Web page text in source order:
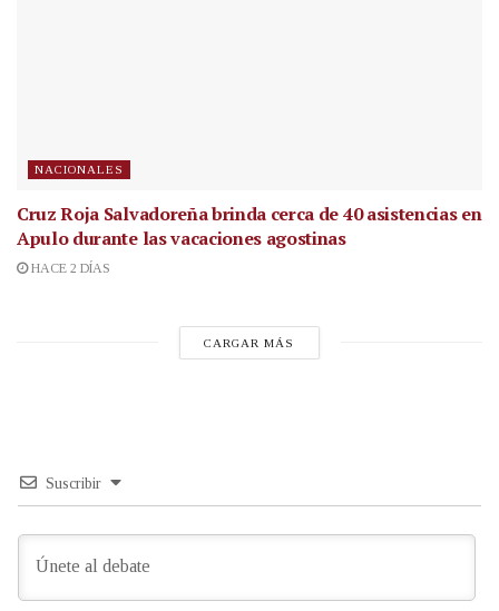
NACIONALES
Cruz Roja Salvadoreña brinda cerca de 40 asistencias en
Apulo durante las vacaciones agostinas
HACE 2 DÍAS
CARGAR MÁS
Suscribir